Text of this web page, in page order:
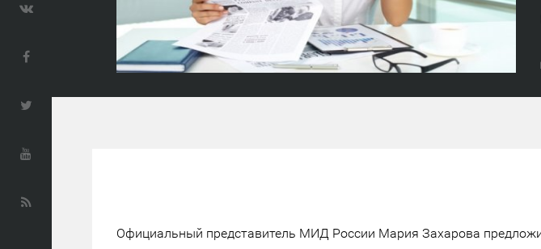
Официальный представитель МИД России Мария Захарова